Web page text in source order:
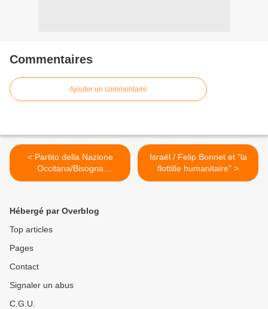
Commentaires
Ajouter un commentaire
< Partito della Nazione
Occitana/Bisogna
condannare lo stato
Israël / Felip Bonnet et "la
flottille humanitaire" >
Hébergé par Overblog
Top articles
Pages
Contact
Signaler un abus
C.G.U.